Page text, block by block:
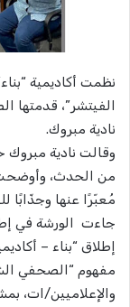
نظمت أكاديمية
الفيتشر”، قدمتها
نادية مبروك.
وقالت نادية مبروك
من الحدث، وأوضحت
مُعبّرًا عنها وجذّابًا
جاءت الورشة في
إطلاق “بناء –
مفهوم “الصحفي
والإعلاميين/ات،